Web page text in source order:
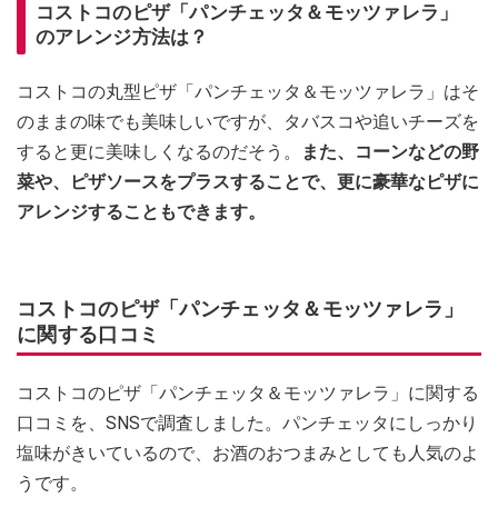
コストコのピザ「パンチェッタ＆モッツァレラ」
のアレンジ方法は？
コストコの丸型ピザ「パンチェッタ＆モッツァレラ」はそ
のままの味でも美味しいですが、タバスコや追いチーズを
すると更に美味しくなるのだそう。
また、コーンなどの野
菜や、ピザソースをプラスすることで、更に豪華なピザに
アレンジすることもできます。
コストコのピザ「パンチェッタ＆モッツァレラ」
に関する口コミ
コストコのピザ「パンチェッタ＆モッツァレラ」に関する
口コミを、SNSで調査しました。パンチェッタにしっかり
塩味がきいているので、お酒のおつまみとしても人気のよ
うです。